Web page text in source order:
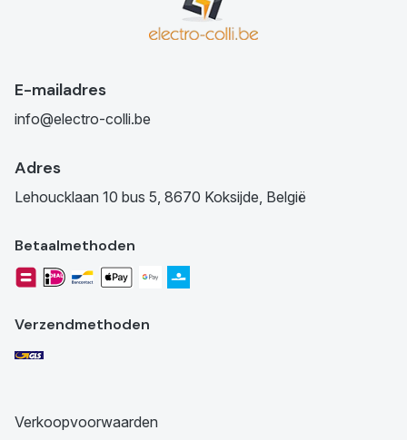
E-mailadres
info@electro-colli.be
Adres
Lehoucklaan 10 bus 5, 8670 Koksijde, België
Betaalmethoden
Verzendmethoden
Verkoopvoorwaarden